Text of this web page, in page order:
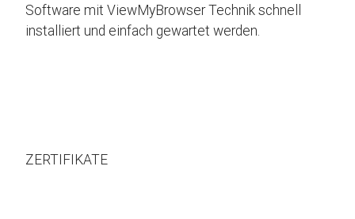
Software mit ViewMyBrowser Technik schnell
installiert und einfach gewartet werden.
ZERTIFIKATE